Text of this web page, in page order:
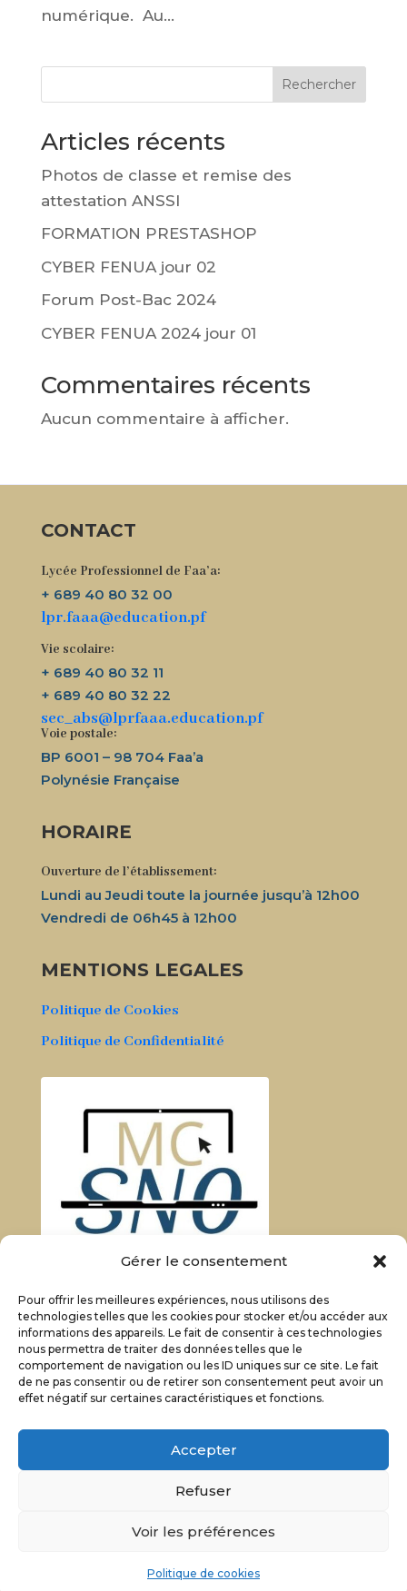
Gérer le consentement
Pour offrir les meilleures expériences, nous utilisons des
technologies telles que les cookies pour stocker et/ou accéder aux
informations des appareils. Le fait de consentir à ces technologies
nous permettra de traiter des données telles que le
comportement de navigation ou les ID uniques sur ce site. Le fait
de ne pas consentir ou de retirer son consentement peut avoir un
effet négatif sur certaines caractéristiques et fonctions.
Accepter
Refuser
Voir les préférences
Politique de cookies
numérique. Au...
Rechercher
Articles récents
Photos de classe et remise des
attestation ANSSI
FORMATION PRESTASHOP
CYBER FENUA jour 02
Forum Post-Bac 2024
CYBER FENUA 2024 jour 01
Commentaires récents
Aucun commentaire à afficher.
CONTACT
Lycée Professionnel de Faa’a:
+ 689 40 80 32 00
lpr.faaa@education.pf
Vie scolaire:
+ 689 40 80 32 11
+ 689 40 80 32 22
sec_abs@lprfaaa.education.pf
Voie postale:
BP 6001 – 98 704 Faa’a
Polynésie Française
HORAIRE
Ouverture de l’établissement:
Lundi au Jeudi toute la journée jusqu’à 12h00
Vendredi de 06h45 à 12h00
MENTIONS LEGALES
Politique de Cookies
Politique de Confidentialité